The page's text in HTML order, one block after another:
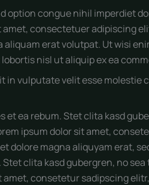
option congue nihil imperdiet
consectetuer adipiscing
erat volutpat. Ut wisi
nisl ut aliquip ex ea
in vulputate velit esse molestie
et ea rebum. Stet clita kasd
ipsum dolor sit amet,
dolore magna aliquyam erat,
clita kasd gubergren, no
consetetur sadipscing